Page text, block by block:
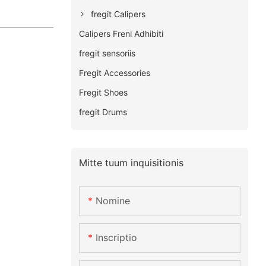
fregit Calipers
Calipers Freni Adhibiti
fregit sensoriis
Fregit Accessories
Fregit Shoes
fregit Drums
Mitte tuum inquisitionis
Nomine
Inscriptio